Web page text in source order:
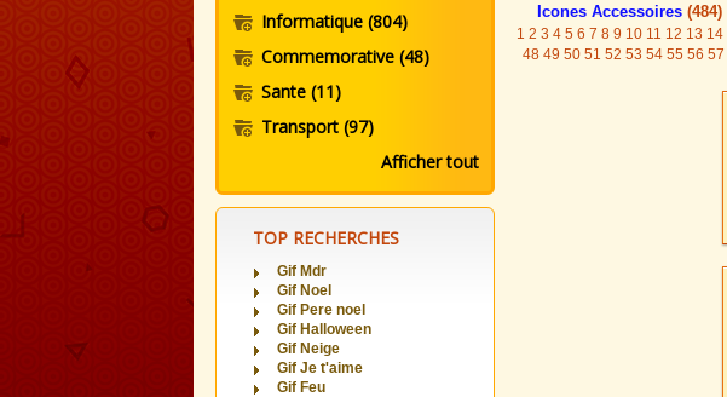
Informatique (804)
Commemorative (48)
Sante (11)
Transport (97)
Afficher tout
TOP RECHERCHES
Gif Mdr
Gif Noel
Gif Pere noel
Gif Halloween
Gif Neige
Gif Je t'aime
Gif Feu
Icones Accessoires (484)
1 2 3 4 5 6 7 8 9 10 11 12 13 14
48 49 50 51 52 53 54 55 56 57